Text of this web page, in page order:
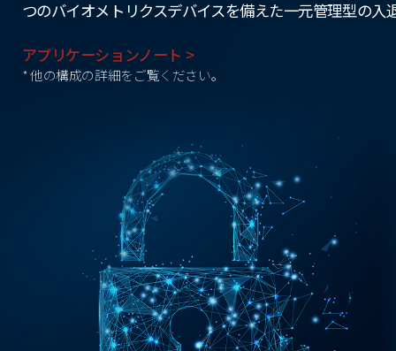
つのバイオメトリクスデバイスを備えた一元管理型の
アプリケーションノート >
* 他の構成の詳細をご覧ください。